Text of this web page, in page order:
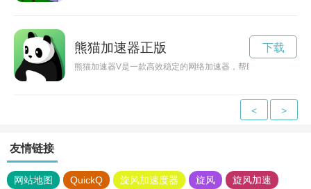
熊猫加速器正版
熊猫加速器V是一款高效稳定的网络加速器，帮助用户轻松畅
下载
< >
友情链接
网站地图 QuickQ 旋风加速度器 旋风 旋风加速